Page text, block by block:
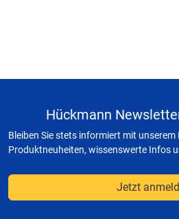
Hückmann
Bleiben Sie stets informiert mit
Produktneuheiten, wissenswerte Infos
Jetzt